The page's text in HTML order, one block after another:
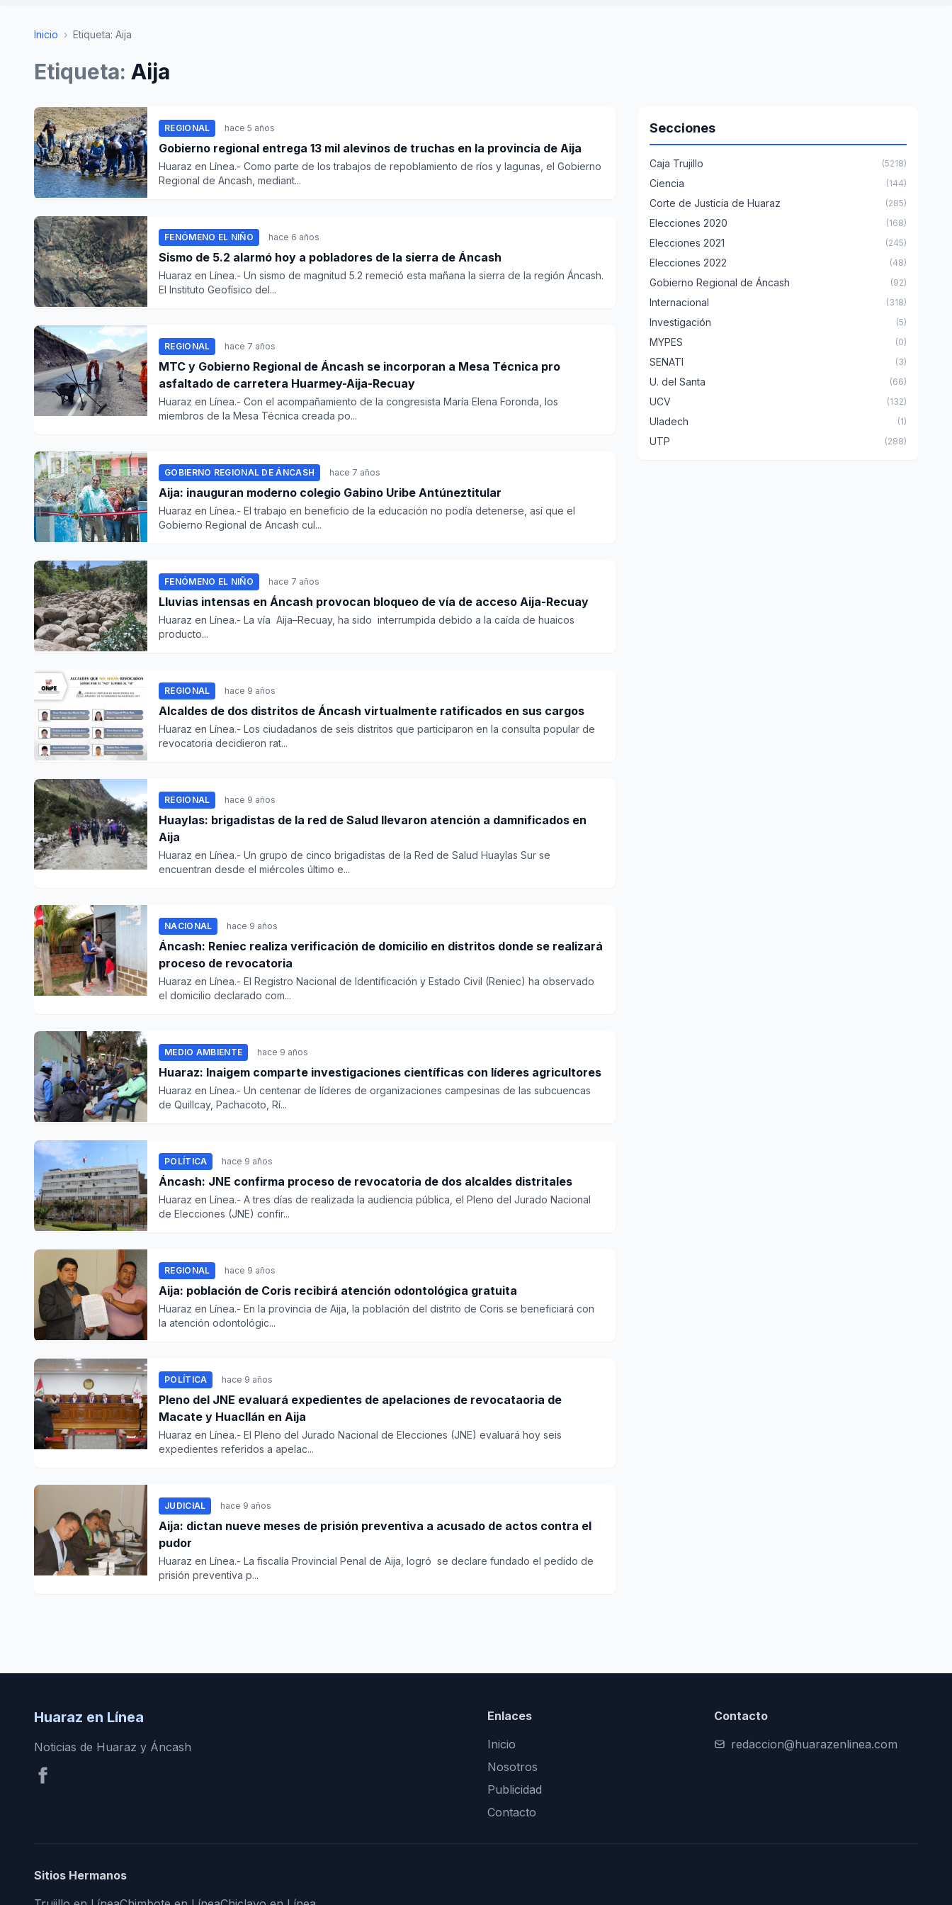
Inicio › Etiqueta: Aija
Etiqueta: Aija
REGIONAL hace 5 años
Gobierno regional entrega 13 mil alevinos de truchas en la provincia de Aija
Huaraz en Línea.- Como parte de los trabajos de repoblamiento de ríos y lagunas, el Gobierno
Regional de Ancash, mediant...
FENÓMENO EL NIÑO hace 6 años
Sismo de 5.2 alarmó hoy a pobladores de la sierra de Áncash
Huaraz en Línea.- Un sismo de magnitud 5.2 remeció esta mañana la sierra de la región Áncash.
El Instituto Geofísico del...
REGIONAL hace 7 años
MTC y Gobierno Regional de Áncash se incorporan a Mesa Técnica pro
asfaltado de carretera Huarmey-Aija-Recuay
Huaraz en Línea.- Con el acompañamiento de la congresista María Elena Foronda, los
miembros de la Mesa Técnica creada po...
GOBIERNO REGIONAL DE ÁNCASH hace 7 años
Aija: inauguran moderno colegio Gabino Uribe Antúneztitular
Huaraz en Línea.- El trabajo en beneficio de la educación no podía detenerse, así que el
Gobierno Regional de Ancash cul...
FENÓMENO EL NIÑO hace 7 años
Lluvias intensas en Áncash provocan bloqueo de vía de acceso Aija-Recuay
Huaraz en Línea.- La vía Aija–Recuay, ha sido interrumpida debido a la caída de huaicos
producto...
REGIONAL hace 9 años
Alcaldes de dos distritos de Áncash virtualmente ratificados en sus cargos
Huaraz en Línea.- Los ciudadanos de seis distritos que participaron en la consulta popular de
revocatoria decidieron rat...
REGIONAL hace 9 años
Huaylas: brigadistas de la red de Salud llevaron atención a damnificados en
Aija
Huaraz en Línea.- Un grupo de cinco brigadistas de la Red de Salud Huaylas Sur se
encuentran desde el miércoles último e...
NACIONAL hace 9 años
Áncash: Reniec realiza verificación de domicilio en distritos donde se realizará
proceso de revocatoria
Huaraz en Línea.- El Registro Nacional de Identificación y Estado Civil (Reniec) ha observado
el domicilio declarado com...
MEDIO AMBIENTE hace 9 años
Huaraz: Inaigem comparte investigaciones científicas con líderes agricultores
Huaraz en Línea.- Un centenar de líderes de organizaciones campesinas de las subcuencas
de Quillcay, Pachacoto, Rí...
POLÍTICA hace 9 años
Áncash: JNE confirma proceso de revocatoria de dos alcaldes distritales
Huaraz en Línea.- A tres días de realizada la audiencia pública, el Pleno del Jurado Nacional
de Elecciones (JNE) confir...
REGIONAL hace 9 años
Aija: población de Coris recibirá atención odontológica gratuita
Huaraz en Línea.- En la provincia de Aija, la población del distrito de Coris se beneficiará con
la atención odontológic...
POLÍTICA hace 9 años
Pleno del JNE evaluará expedientes de apelaciones de revocataoria de
Macate y Huacllán en Aija
Huaraz en Línea.- El Pleno del Jurado Nacional de Elecciones (JNE) evaluará hoy seis
expedientes referidos a apelac...
JUDICIAL hace 9 años
Aija: dictan nueve meses de prisión preventiva a acusado de actos contra el
pudor
Huaraz en Línea.- La fiscalía Provincial Penal de Aija, logró se declare fundado el pedido de
prisión preventiva p...
Secciones
Caja Trujillo (5218)
Ciencia (144)
Corte de Justicia de Huaraz (285)
Elecciones 2020 (168)
Elecciones 2021 (245)
Elecciones 2022 (48)
Gobierno Regional de Áncash (92)
Internacional (318)
Investigación (5)
MYPES (0)
SENATI (3)
U. del Santa (66)
UCV (132)
Uladech (1)
UTP (288)
Huaraz en Línea
Noticias de Huaraz y Áncash
Enlaces
Inicio
Nosotros
Publicidad
Contacto
Contacto
redaccion@huarazenlinea.com
Sitios Hermanos